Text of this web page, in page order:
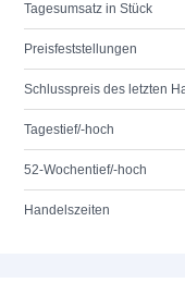
Tagesumsatz in Stück
Preisfeststellungen
Schlusspreis des letzten
Tagestief/-hoch
52-Wochentief/-hoch
Handelszeiten